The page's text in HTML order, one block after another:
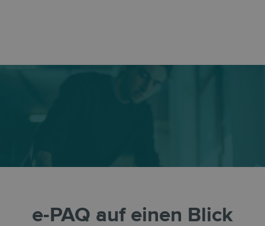
e-PAQ auf einen Blick